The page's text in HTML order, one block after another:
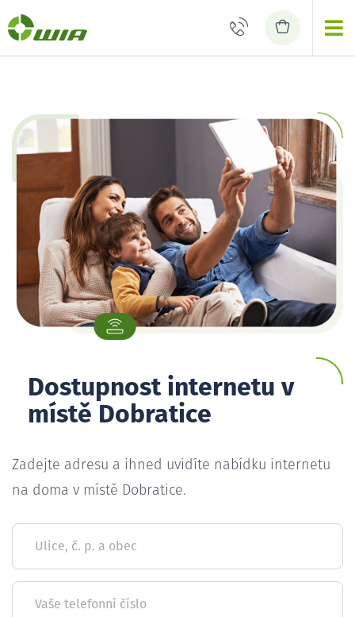
Dostupnost internetu v
místě Dobratice
Zadejte adresu a ihned uvidíte nabídku internetu
na doma v místě Dobratice.
Ulice, č. p. a obec
Vaše telefonní číslo